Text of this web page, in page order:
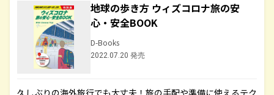
地球の歩き方 ウィズコロナ旅の安
心・安全BOOK
D-Books
2022.07.20 発売
久しぶりの海外旅行でも大丈夫！旅の手配や準備に使えるテク